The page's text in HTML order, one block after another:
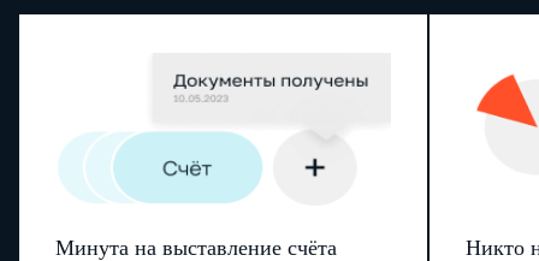
Минута на выставление счёта
Никто